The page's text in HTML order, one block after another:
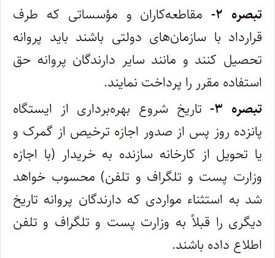
‌تبصره ۲-
مقاطعه‌کاران و مؤسساتی که طرف
قرارداد با سازمان‌های دولتی باشند باید پروانه
تحصیل کنند و مانند سایر دارندگان پروانه حق
استفاده مقرر را پرداخت نمایند.
‌تبصره ۳-
تاریخ شروع بهره‌برداری از ایستگاه
پانزده روز پس از صدور اجازه ترخیص از گمرک و
یا تحویل از کارخانه سازنده به خریدار (‌با اجازه
وزارت پست و تلگراف و تلفن) محسوب خواهد
شد به استثناء مواردی که دارندگان پروانه تاریخ
دیگری را قبلاً به وزارت پست و تلگراف و تلفن
اطلاع داده باشند.